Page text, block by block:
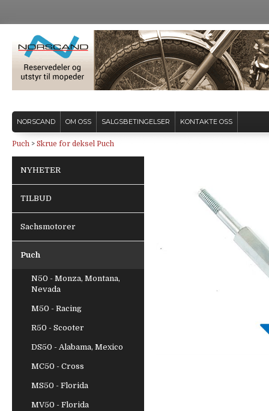
NORSCAND OM OSS SALGSBETINGELSER KONTAKTE OSS
Puch > Skrue for deksel Puch
NYHETER
TILBUD
Sachsmotorer
Puch
N50 - Monza, Montana,
Nevada
M50 - Racing
R50 - Scooter
DS50 - Alabama, Mexico
MC50 - Cross
MS50 - Florida
MV50 - Florida